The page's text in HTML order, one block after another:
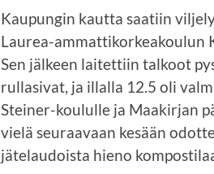
Kaupungin kautta saatiin
Laurea-ammattikorkeakoulun
Sen jälkeen laitettiin talkoot
rullasivat, ja illalla 12.5 oli
Steiner-koululle ja Maakirjan
vielä seuraavaan kesään
jätelaudoista hieno